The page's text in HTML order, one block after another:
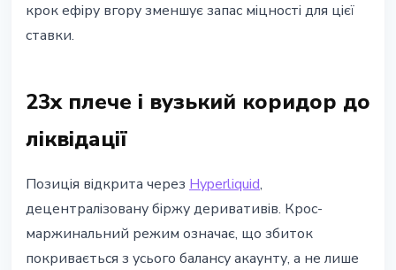
крок ефіру вгору зменшує запас міцності для цієї
ставки.
23x плече і вузький коридор до
ліквідації
Позиція відкрита через Hyperliquid,
децентралізовану біржу деривативів. Крос-
маржинальний режим означає, що збиток
покривається з усього балансу акаунту, а не лише